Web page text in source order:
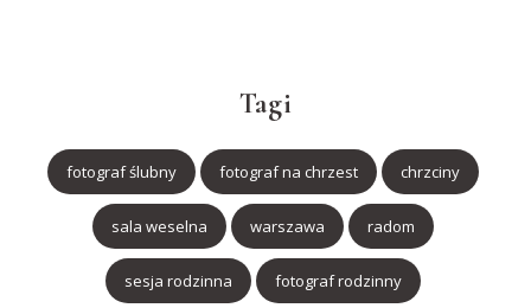
Tagi
fotograf ślubny fotograf na chrzest chrzciny
sala weselna warszawa radom
sesja rodzinna fotograf rodzinny